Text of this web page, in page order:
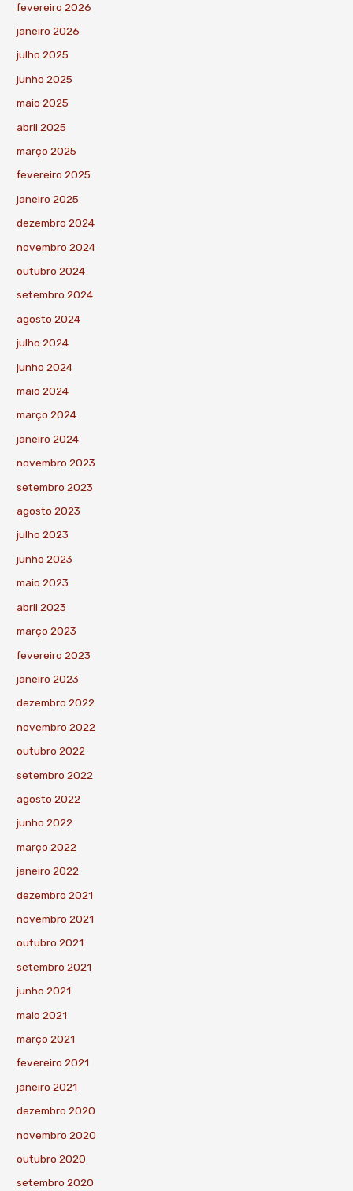
fevereiro 2026
janeiro 2026
julho 2025
junho 2025
maio 2025
abril 2025
março 2025
fevereiro 2025
janeiro 2025
dezembro 2024
novembro 2024
outubro 2024
setembro 2024
agosto 2024
julho 2024
junho 2024
maio 2024
março 2024
janeiro 2024
novembro 2023
setembro 2023
agosto 2023
julho 2023
junho 2023
maio 2023
abril 2023
março 2023
fevereiro 2023
janeiro 2023
dezembro 2022
novembro 2022
outubro 2022
setembro 2022
agosto 2022
junho 2022
março 2022
janeiro 2022
dezembro 2021
novembro 2021
outubro 2021
setembro 2021
junho 2021
maio 2021
março 2021
fevereiro 2021
janeiro 2021
dezembro 2020
novembro 2020
outubro 2020
setembro 2020